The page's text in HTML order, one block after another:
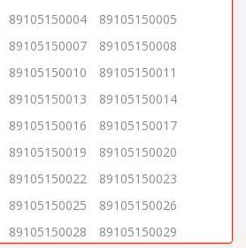
89105150004
89105150005
89105150007
89105150008
89105150010
89105150011
89105150013
89105150014
89105150016
89105150017
89105150019
89105150020
89105150022
89105150023
89105150025
89105150026
89105150028 89105150029